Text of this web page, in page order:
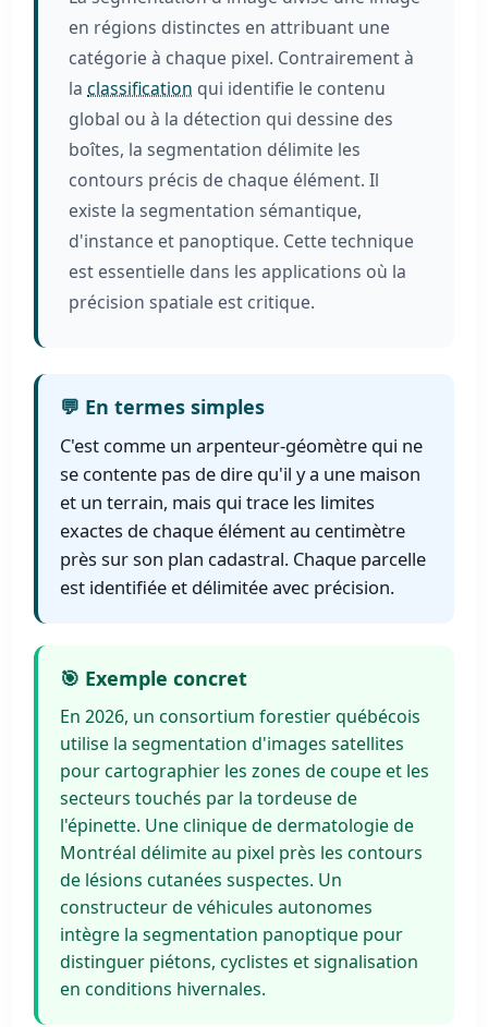
en régions distinctes en attribuant une
catégorie à chaque pixel. Contrairement à
laclassification qui identifie le contenu
global ou à la détection qui dessine des
boîtes, la segmentation délimite les
contours précis de chaque élément. Il
existe la segmentation sémantique,
d'instance et panoptique. Cette technique
est essentielle dans les applications où la
précision spatiale est critique.
💬 En termes simples
C'est comme un arpenteur-géomètre qui ne
se contente pas de dire qu'il y a une maison
et un terrain, mais qui trace les limites
exactes de chaque élément au centimètre
près sur son plan cadastral. Chaque parcelle
est identifiée et délimitée avec précision.
🎯 Exemple concret
En 2026, un consortium forestier québécois
utilise la segmentation d'images satellites
pour cartographier les zones de coupe et les
secteurs touchés par la tordeuse de
l'épinette. Une clinique de dermatologie de
Montréal délimite au pixel près les contours
de lésions cutanées suspectes. Un
constructeur de véhicules autonomes
intègre la segmentation panoptique pour
distinguer piétons, cyclistes et signalisation
en conditions hivernales.